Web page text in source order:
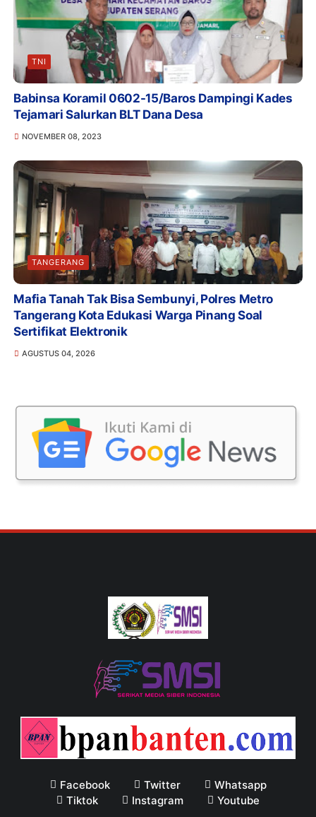
TNI
Babinsa Koramil 0602-15/Baros Dampingi Kades
Tejamari Salurkan BLT Dana Desa
NOVEMBER 08, 2023
TANGERANG
Mafia Tanah Tak Bisa Sembunyi, Polres Metro
Tangerang Kota Edukasi Warga Pinang Soal
Sertifikat Elektronik
AGUSTUS 04, 2026
Facebook Twitter
Whatsapp
Tiktok
Instagram Youtube